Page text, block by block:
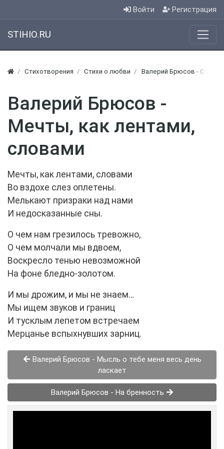
Войти Регистрация
STIHIO.RU
Стихотворения Стихи о любви Валерий Брюсов - Стихи
Валерий Брюсов -
Мечты, как лентами,
словами
Мечты, как лентами, словами
Во вздохе слез оплетены.
Мелькают призраки над нами
И недосказанные сны.
О чем нам грезилось тревожно,
О чем молчали мы вдвоем,
Воскресло тенью невозможной
На фоне бледно-золотом.
И мы дрожим, и мы не знаем…
Мы ищем звуков и границ
И тусклым лепетом встречаем
Мерцанье вспыхнувших зарниц.
Валерий Брюсов - Мысль о тебе меня весь день
ласкает
Валерий Брюсов - На бренность